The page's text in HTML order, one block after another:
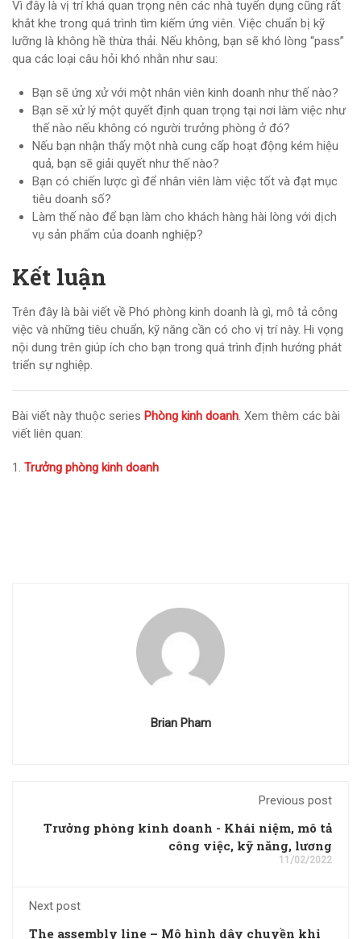
Vì đây là vị trí khá quan trọng nên các nhà tuyển dụng cũng rất
khắt khe trong quá trình tìm kiếm ứng viên. Việc chuẩn bị kỹ
lưỡng là không hề thừa thải. Nếu không, bạn sẽ khó lòng “pass”
qua các loại câu hỏi khó nhằn như sau:
Bạn sẽ ứng xử với một nhân viên kinh doanh như thế nào?
Bạn sẽ xử lý một quyết định quan trọng tại nơi làm việc như
thế nào nếu không có người trưởng phòng ở đó?
Nếu bạn nhận thấy một nhà cung cấp hoạt động kém hiệu
quả, bạn sẽ giải quyết như thế nào?
Bạn có chiến lược gì để nhân viên làm việc tốt và đạt mục
tiêu doanh số?
Làm thế nào để bạn làm cho khách hàng hài lòng với dịch
vụ sản phẩm của doanh nghiệp?
Kết luận
Trên đây là bài viết về Phó phòng kinh doanh là gì, mô tả công
việc và những tiêu chuẩn, kỹ năng cần có cho vị trí này. Hi vọng
nội dung trên giúp ích cho bạn trong quá trình định hướng phát
triển sự nghiệp.
Bài viết này thuộc series Phòng kinh doanh. Xem thêm các bài
viết liên quan:
Trưởng phòng kinh doanh
Brian Pham
Previous post
Trưởng phòng kinh doanh - Khái niệm, mô tả
công việc, kỹ năng, lương
11/02/2022
Next post
The assembly line – Mô hình dây chuyền khi